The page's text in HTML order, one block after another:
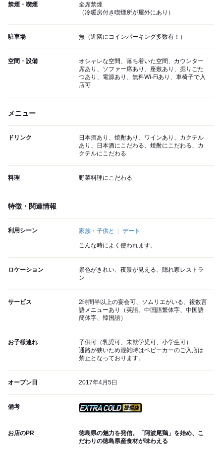
禁煙・喫煙
全席禁煙
（冷暖房付き喫煙所が屋外にあり）
駐車場 無（近隣にコインパーキング多数有！）
空間・設備
オシャレな空間、落ち着いた空間、カウンター
席あり、ソファー席あり、座敷あり、掘りごた
つあり、電源あり、無料Wi-Fiあり、車椅子で入
店可
メニュー
ドリンク
日本酒あり、焼酎あり、ワインあり、カクテル
あり、日本酒にこだわる、焼酎にこだわる、カ
クテルにこだわる
料理 野菜料理にこだわる
特徴・関連情報
利用シーン 家族・子供と デート
こんな時によく使われます。
ロケーション
景色がきれい、夜景が見える、隠れ家レストラ
ン
サービス
2時間半以上の宴会可、ソムリエがいる、複数言
語メニューあり（英語、中国語繁体字、中国語
簡体字、韓国語）
お子様連れ
子供可（乳児可、未就学児可、小学生可）
通路が狭いため混雑時はベビーカーのご入店は
禁止となっております。
オープン日 2017年4月5日
備考
お店のPR
徳島県の魅力を発信。「阿波尾鶏」を始め、こ
だわりの徳島県産食材が味わえる